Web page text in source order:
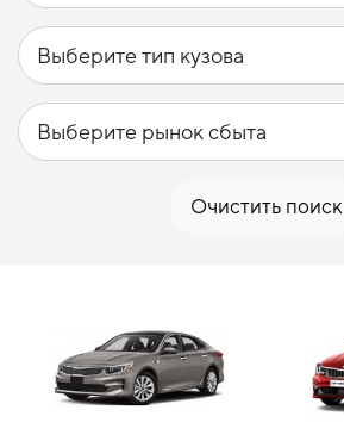
Очистить поиск